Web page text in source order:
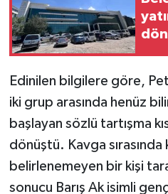
Edinilen bilgilere göre,
iki grup arasında henüz
başlayan sözlü tartışma
dönüştü. Kavga sırasında
belirlenemeyen bir kişi
sonucu Barış Ak isimli